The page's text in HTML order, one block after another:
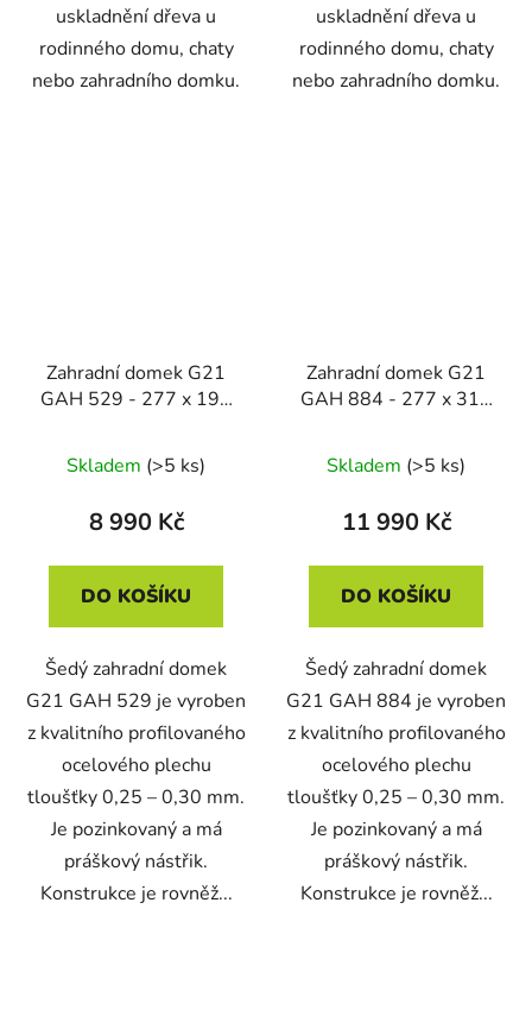
uskladnění dřeva u
rodinného domu, chaty
nebo zahradního domku.
uskladnění dřeva u
rodinného domu, chaty
nebo zahradního domku.
Zahradní domek G21
GAH 529 - 277 x 191
Skladem (>5 ks)
8 990 Kč
DO KOŠÍKU
Šedý zahradní domek
G21 GAH 529 je vyroben
z kvalitního profilovaného
ocelového plechu
tloušťky 0,25 – 0,30 mm.
Je pozinkovaný a má
práškový nástřik.
Konstrukce je rovněž...
Zahradní domek G21
GAH 884 - 277 x 319
Skladem (>5 ks)
11 990 Kč
DO KOŠÍKU
Šedý zahradní domek
G21 GAH 884 je vyroben
z kvalitního profilovaného
ocelového plechu
tloušťky 0,25 – 0,30 mm.
Je pozinkovaný a má
práškový nástřik.
Konstrukce je rovněž...